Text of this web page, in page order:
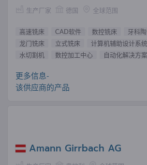
生产厂家 德国 全球范围
高速铣床 CAD软件 数控铣床
牙科
龙门铣床
立式铣床
计算机辅助设计系统
水切割机
数控加工中心 自动化解决方案
更多信息-
该供应商的产品
Amann Girrbach AG